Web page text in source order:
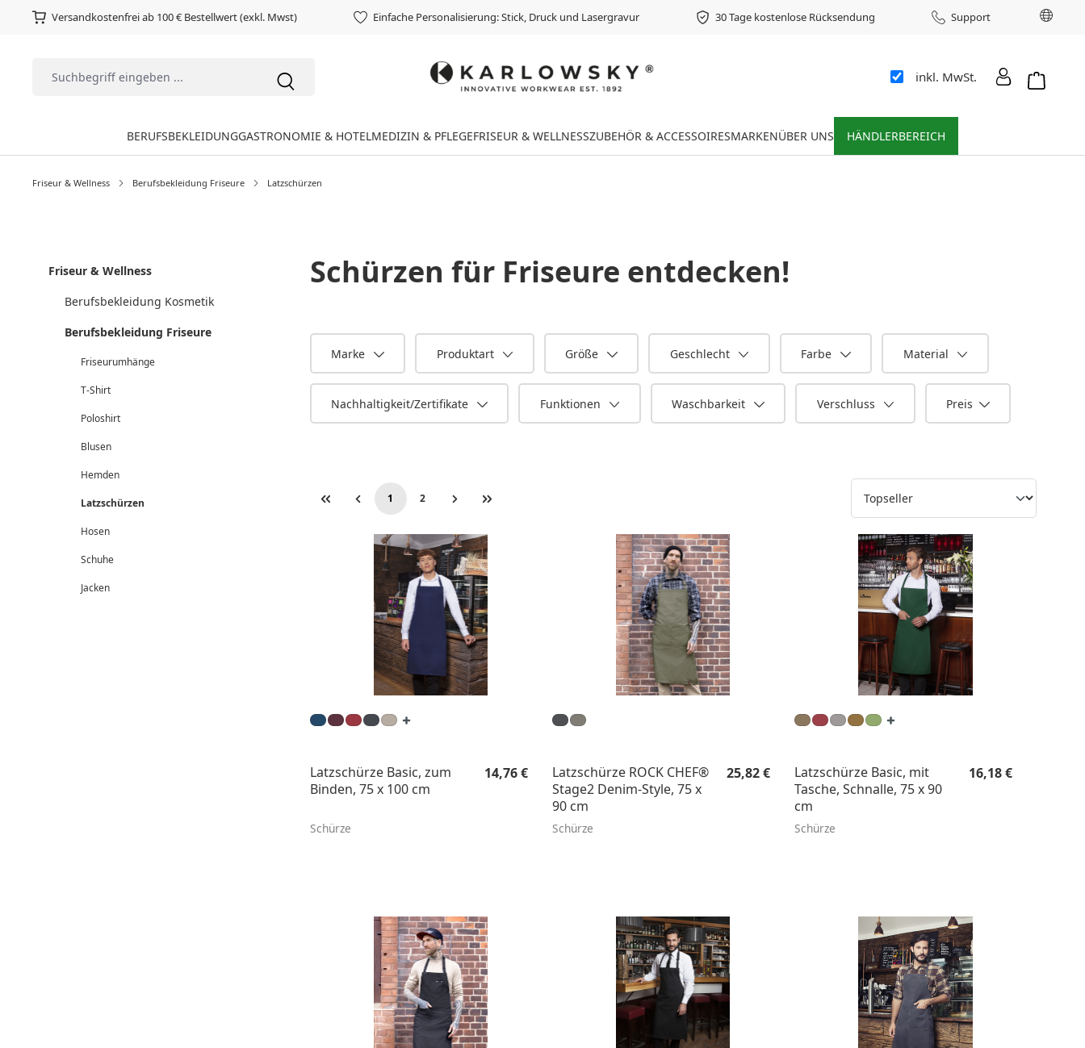
Versandkostenfrei ab 100 € Bestellwert (exkl. Mwst) Einfache Personalisierung: Stick, Druck und Lasergravur 30 Tage kostenlose Rücksendung Support
inkl. MwSt.
BERUFSBEKLEIDUNGGASTRONOMIE & HOTELMEDIZIN & PFLEGEFRISEUR & WELLNESSZUBEHÖR & ACCESSOIRESMARKENÜBER UNS HÄNDLERBEREICH
Friseur & Wellness Berufsbekleidung Friseure Latzschürzen
Friseur & Wellness
Berufsbekleidung Kosmetik
Berufsbekleidung Friseure
Friseurumhänge
T-Shirt
Poloshirt
Blusen
Hemden
Latzschürzen
Hosen
Schuhe
Jacken
Schürzen für Friseure entdecken!
Marke Produktart Größe Geschlecht Farbe Material
Nachhaltigkeit/Zertifikate Funktionen Waschbarkeit Verschluss Preis
Seite
1 Seite
2
Latzschürze Basic, zum
Binden, 75 x 100 cm
Schürze
Regulärer Preis:
14,76 €
Latzschürze ROCK CHEF®
Stage2 Denim-Style, 75 x
90 cm
Schürze
Regulärer Preis:
25,82 €
Latzschürze Basic, mit
Tasche, Schnalle, 75 x 90
cm
Schürze
Regulärer Preis:
16,18 €